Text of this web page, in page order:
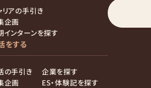
リアの手引き
企画
インターンを探す
をする
の手引き
企画
企業を探す
ES・体験記を探す